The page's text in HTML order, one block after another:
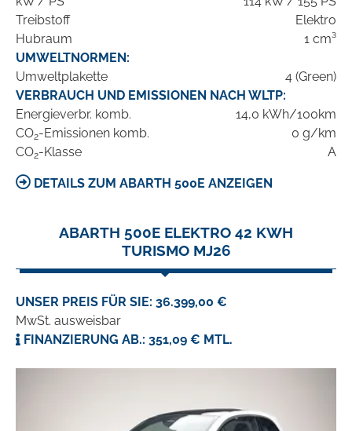
Treibstoff
Elektro
Hubraum
1 cm³
UMWELTNORMEN:
Umweltplakette
4 (Green)
VERBRAUCH UND EMISSIONEN NACH WLTP:
Energieverbr. komb.
14,0 kWh/100km
CO2-Emissionen komb.
0 g/km
CO2-Klasse A
DETAILS ZUM ABARTH 500E ANZEIGEN
ABARTH 500E ELEKTRO 42 KWH
TURISMO MJ26
UNSER PREIS FÜR SIE: 36.399,00 €
MwSt. ausweisbar
FINANZIERUNG AB.: 351,09 € MTL.